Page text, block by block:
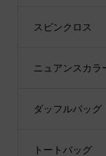
スピンクロス
ニュアンスカラ
ダッフルバッグ
トートバッグ